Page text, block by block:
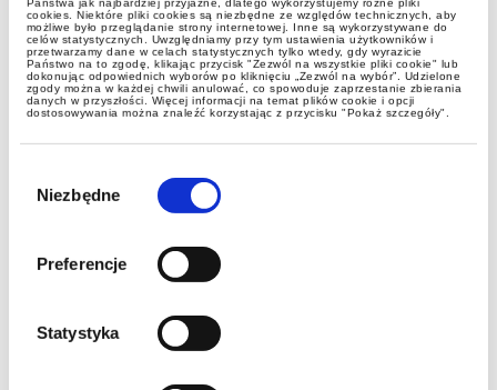
Państwa jak najbardziej przyjazne, dlatego wykorzystujemy różne pliki
cookies. Niektóre pliki cookies są niezbędne ze względów technicznych, aby
możliwe było przeglądanie strony internetowej. Inne są wykorzystywane do
celów statystycznych. Uwzględniamy przy tym ustawienia użytkowników i
przetwarzamy dane w celach statystycznych tylko wtedy, gdy wyrazicie
Państwo na to zgodę, klikając przycisk "Zezwól na wszystkie pliki cookie" lub
dokonując odpowiednich wyborów po kliknięciu „Zezwól na wybór”. Udzielone
zgody można w każdej chwili anulować, co spowoduje zaprzestanie zbierania
danych w przyszłości. Więcej informacji na temat plików cookie i opcji
dostosowywania można znaleźć korzystając z przycisku "Pokaż szczegóły".
zgody
Niezbędne
Preferencje
Statystyka
Raport LEX: TSUE nadzieją
polskich podatników